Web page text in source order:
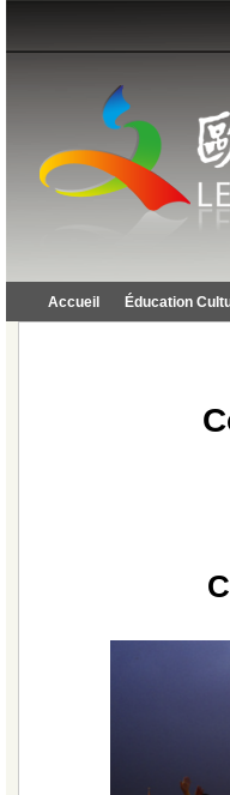
Accueil Éducation